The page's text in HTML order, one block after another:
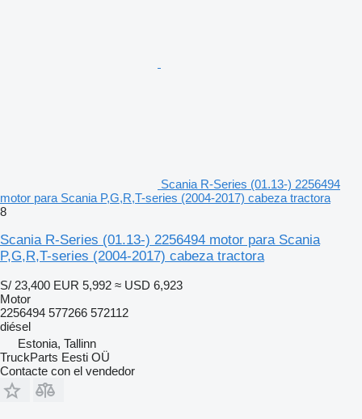
Scania R-Series (01.13-) 2256494
motor para Scania P,G,R,T-series (2004-2017) cabeza tractora
8
Scania R-Series (01.13-) 2256494 motor para Scania
P,G,R,T-series (2004-2017) cabeza tractora
S/ 23,400 EUR 5,992 ≈ USD 6,923
Motor
2256494 577266 572112
diésel
Estonia, Tallinn
TruckParts Eesti OÜ
Contacte con el vendedor